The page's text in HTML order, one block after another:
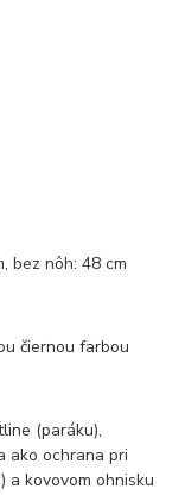
bez nôh: 48 cm
čiernou farbou
(paráku),
ako ochrana pri
a kovovom ohnisku